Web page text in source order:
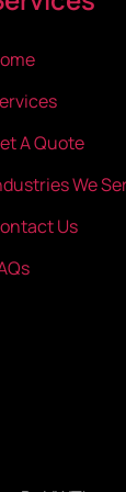
A Quote
We
Us